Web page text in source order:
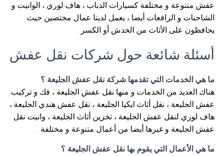
عفش متنوعة و مختلفة كسيارات الدباب ، هاف لوري ، الوانيت و
الشاحنات و الرافعات أيضا ، يعمل لدينا عمال مختصين حيث
يحافظون على الأثاث من الخدش أو الكسر .
أسئلة شائعة حول شركات نقل عفش
ما هي الخدمات التي تقدمها شركة نقل عفش الجليعة ؟
هناك العديد من الخدمات و منها نقل عفش الجليعة ، فك و تركيب
عفش الجليعة ، نقل أثاث ايكيا الجليعة ، نقل عفش هندي الجليعة ،
هاف لوري لنقل عفش الجليعة ، تخزين أثاث الجليعة ، وانيت نقل
عفش الجليعة و غيرها أيضا من أعمال متنوعة و مختلفة .
ما هي الأعمال التي يقوم بها نقل عفش الجليعة ؟